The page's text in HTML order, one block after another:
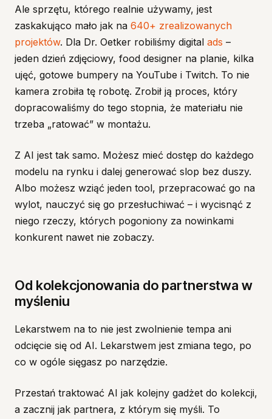
Ale sprzętu, którego realnie używamy, jest
zaskakująco mało jak na 640+ zrealizowanych
projektów. Dla Dr. Oetker robiliśmy digital ads –
jeden dzień zdjęciowy, food designer na planie, kilka
ujęć, gotowe bumpery na YouTube i Twitch. To nie
kamera zrobiła tę robotę. Zrobił ją proces, który
dopracowaliśmy do tego stopnia, że materiału nie
trzeba „ratować” w montażu.
Z AI jest tak samo. Możesz mieć dostęp do każdego
modelu na rynku i dalej generować slop bez duszy.
Albo możesz wziąć jeden tool, przepracować go na
wylot, nauczyć się go przesłuchiwać – i wycisnąć z
niego rzeczy, których pogoniony za nowinkami
konkurent nawet nie zobaczy.
Od kolekcjonowania do partnerstwa w
myśleniu
Lekarstwem na to nie jest zwolnienie tempa ani
odcięcie się od AI. Lekarstwem jest zmiana tego, po
co w ogóle sięgasz po narzędzie.
Przestań traktować AI jak kolejny gadżet do kolekcji,
a zacznij jak partnera, z którym się myśli. To